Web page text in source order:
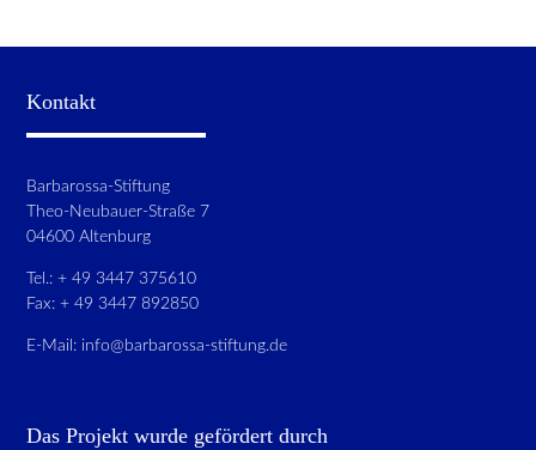
Kontakt
Barbarossa-Stiftung
Theo-Neubauer-Straße 7
04600 Altenburg
Tel.: + 49 3447 375610
Fax: + 49 3447 892850
E-Mail: info@barbarossa-stiftung.de
Das Projekt wurde gefördert durch